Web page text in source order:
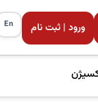
ورود | ثبت نام En